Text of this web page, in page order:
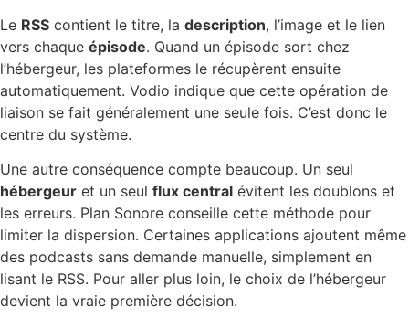
Le RSS contient le titre, la description, l’image et le lien
vers chaque épisode. Quand un épisode sort chez
l’hébergeur, les plateformes le récupèrent ensuite
automatiquement. Vodio indique que cette opération de
liaison se fait généralement une seule fois. C’est donc le
centre du système.
Une autre conséquence compte beaucoup. Un seul
hébergeur et un seul flux central évitent les doublons et
les erreurs. Plan Sonore conseille cette méthode pour
limiter la dispersion. Certaines applications ajoutent même
des podcasts sans demande manuelle, simplement en
lisant le RSS. Pour aller plus loin, le choix de l’hébergeur
devient la vraie première décision.